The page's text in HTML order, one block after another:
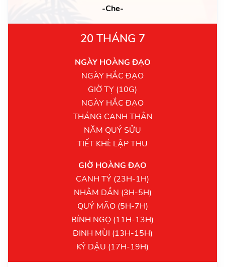
-Che-
20 THÁNG 7
NGÀY HOÀNG ĐẠO
NGÀY HẮC ĐẠO
GIỜ TỴ (10G)
NGÀY HẮC ĐẠO
THÁNG CANH THÂN
NĂM QUÝ SỬU
TIẾT KHÍ: LẬP THU
GIỜ HOÀNG ĐẠO
CANH TÝ (23H-1H)
NHÂM DẦN (3H-5H)
QUÝ MÃO (5H-7H)
BÍNH NGỌ (11H-13H)
ĐINH MÙI (13H-15H)
KỶ DẬU (17H-19H)